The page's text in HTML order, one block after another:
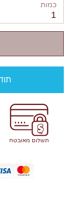
כמות
1
תשלום מאובטח